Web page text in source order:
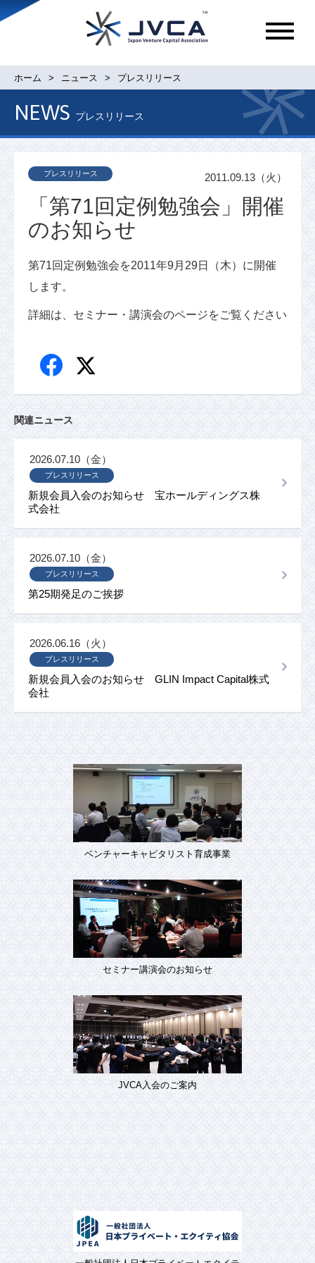
メ
ュ
ホーム ニュース プレスリリース
NEWS プレスリリース
「第71回定例勉強会」開催
のお知らせ
プレスリリース 2011.09.13（火）
第71回定例勉強会を2011年9月29日（木）に開催
します。
詳細は、セミナー・講演会のページをご覧ください
関連ニュース
新規会員入会のお知らせ 宝ホールディングス株
式会社
プレスリリース
2026.07.10（金）
第25期発足のご挨拶
プレスリリース
2026.07.10（金）
新規会員入会のお知らせ GLIN Impact Capital株式
会社
プレスリリース
2026.06.16（火）
ベンチャーキャピタリスト育成事業
セミナー講演会のお知らせ
JVCA入会のご案内